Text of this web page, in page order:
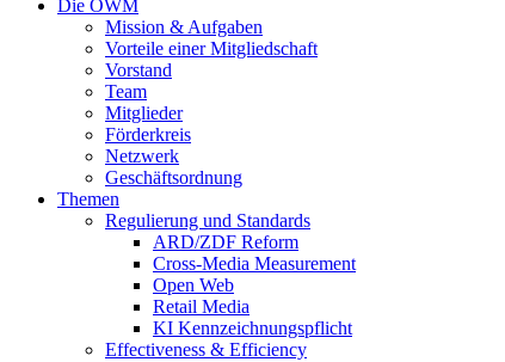
Die OWM
Mission & Aufgaben
Vorteile einer Mitgliedschaft
Vorstand
Team
Mitglieder
Förderkreis
Netzwerk
Geschäftsordnung
Themen
Regulierung und Standards
ARD/ZDF Reform
Cross-Media Measurement
Open Web
Retail Media
KI Kennzeichnungspflicht
Effectiveness & Efficiency